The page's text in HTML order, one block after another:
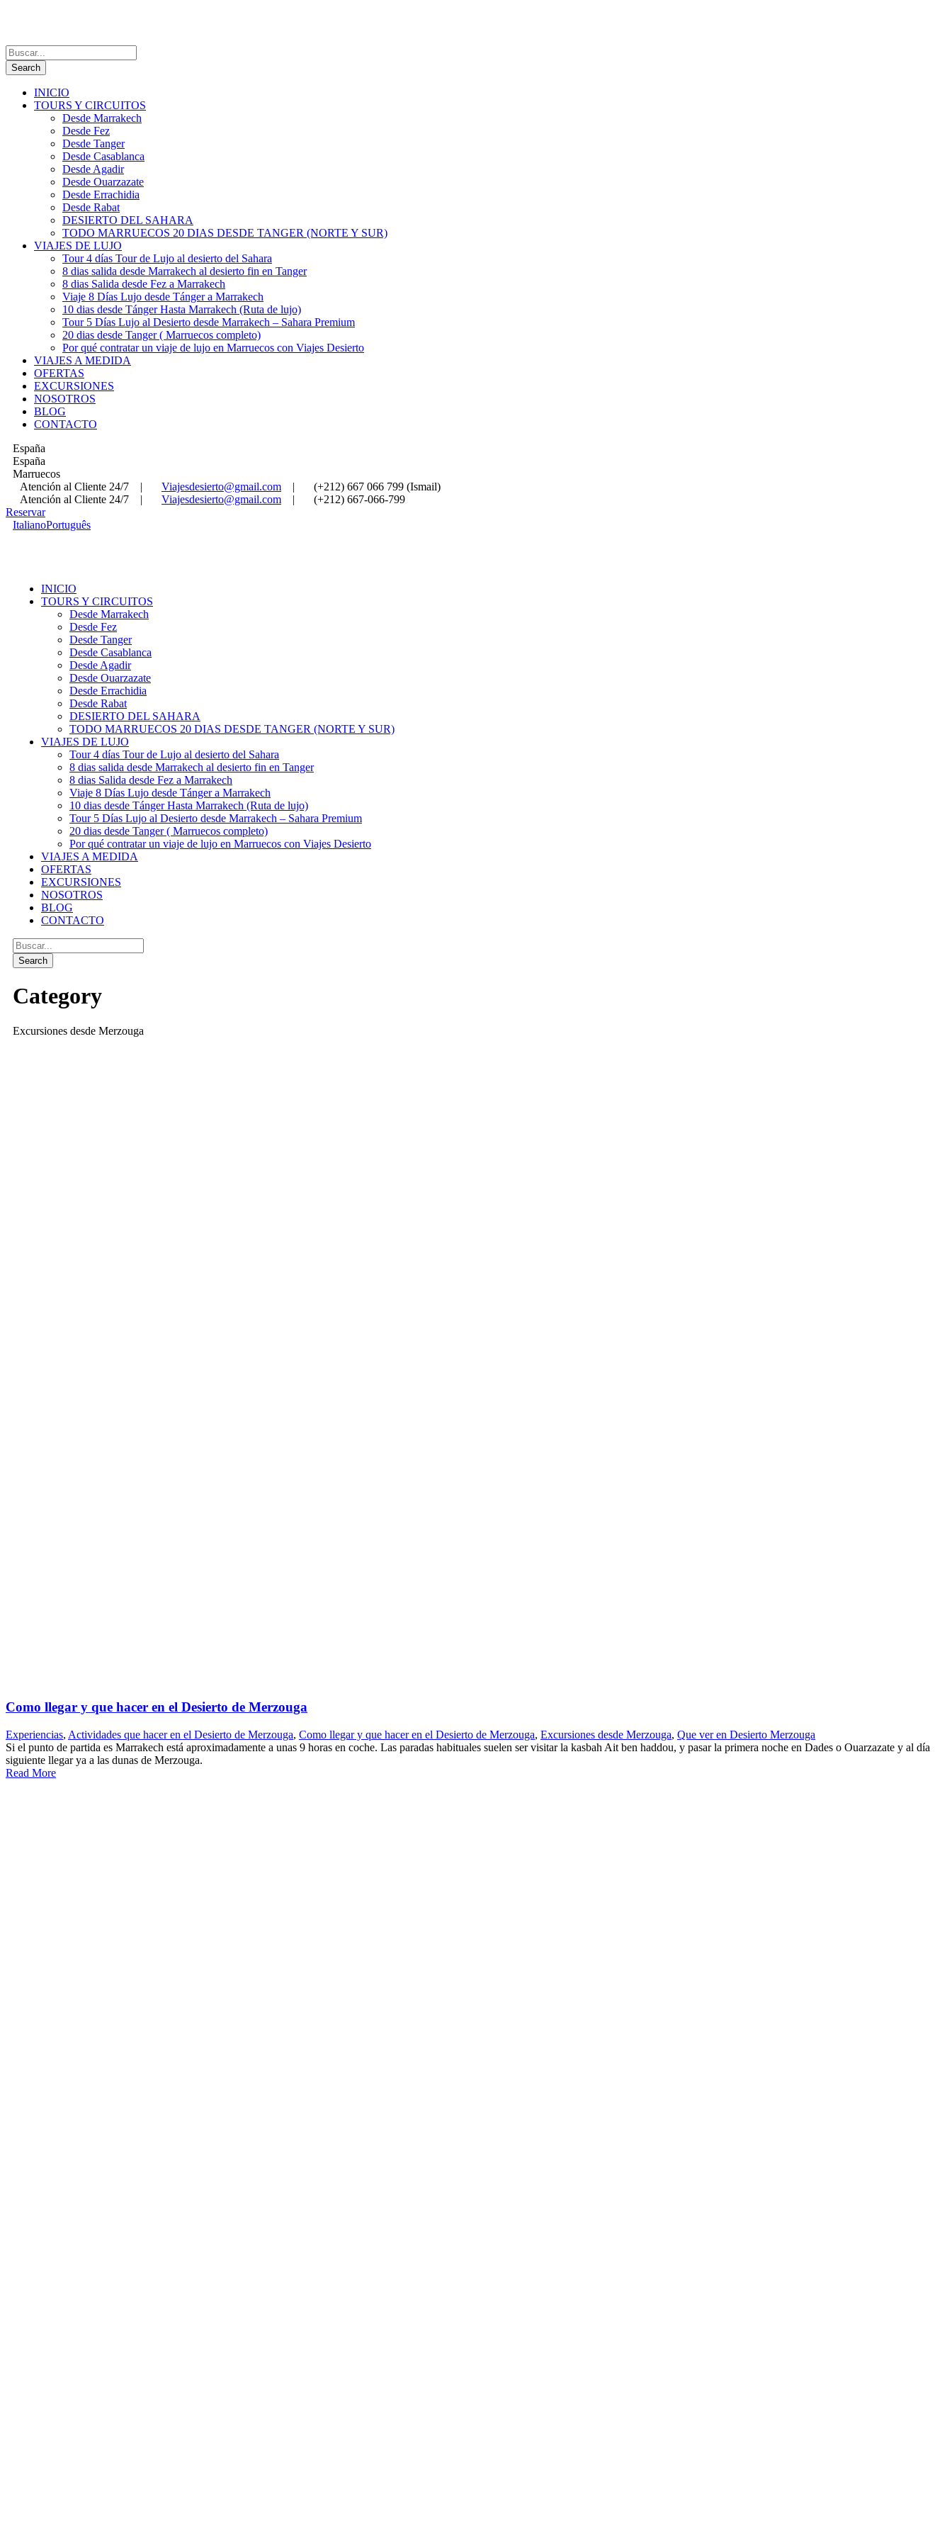
INICIO
TOURS Y CIRCUITOS
Desde Marrakech
Desde Fez
Desde Tanger
Desde Casablanca
Desde Agadir
Desde Ouarzazate
Desde Errachidia
Desde Rabat
DESIERTO DEL SAHARA
TODO MARRUECOS 20 DIAS DESDE TANGER (NORTE Y SUR)
VIAJES DE LUJO
Tour 4 días Tour de Lujo al desierto del Sahara
8 dias salida desde Marrakech al desierto fin en Tanger
8 dias Salida desde Fez a Marrakech
Viaje 8 Días Lujo desde Tánger a Marrakech
10 dias desde Tánger Hasta Marrakech (Ruta de lujo)
Tour 5 Días Lujo al Desierto desde Marrakech – Sahara Premium
20 dias desde Tanger ( Marruecos completo)
Por qué contratar un viaje de lujo en Marruecos con Viajes Desierto
VIAJES A MEDIDA
OFERTAS
EXCURSIONES
NOSOTROS
BLOG
CONTACTO
España
España
Marruecos
Atención al Cliente 24/7
| Viajesdesierto@gmail.com |
(+212) 667 066 799 (Ismail)
Atención al Cliente 24/7
| Viajesdesierto@gmail.com |
(+212) 667-066-799
Reservar
ItalianoPortuguês
INICIO
TOURS Y CIRCUITOS
Desde Marrakech
Desde Fez
Desde Tanger
Desde Casablanca
Desde Agadir
Desde Ouarzazate
Desde Errachidia
Desde Rabat
DESIERTO DEL SAHARA
TODO MARRUECOS 20 DIAS DESDE TANGER (NORTE Y SUR)
VIAJES DE LUJO
Tour 4 días Tour de Lujo al desierto del Sahara
8 dias salida desde Marrakech al desierto fin en Tanger
8 dias Salida desde Fez a Marrakech
Viaje 8 Días Lujo desde Tánger a Marrakech
10 dias desde Tánger Hasta Marrakech (Ruta de lujo)
Tour 5 Días Lujo al Desierto desde Marrakech – Sahara Premium
20 dias desde Tanger ( Marruecos completo)
Por qué contratar un viaje de lujo en Marruecos con Viajes Desierto
VIAJES A MEDIDA
OFERTAS
EXCURSIONES
NOSOTROS
BLOG
CONTACTO
Category
Excursiones desde Merzouga
Como llegar y que hacer en el Desierto de Merzouga
Experiencias, Actividades que hacer en el Desierto de Merzouga, Como llegar y que hacer en el Desierto de Merzouga, Excursiones desde Merzouga, Que ver en Desierto Merzouga
Si el punto de partida es Marrakech está aproximadamente a unas 9 horas en coche. Las paradas habituales suelen ser visitar la kasbah Ait ben haddou, y pasar la primera noche en Dades o Ouarzazate y al día
siguiente llegar ya a las dunas de Merzouga.
Read More